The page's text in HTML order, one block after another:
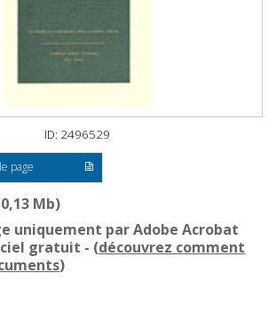
ID: 2496529
page
Mb)
uniquement par Adobe Acrobat
gratuit - (découvrez comment
)